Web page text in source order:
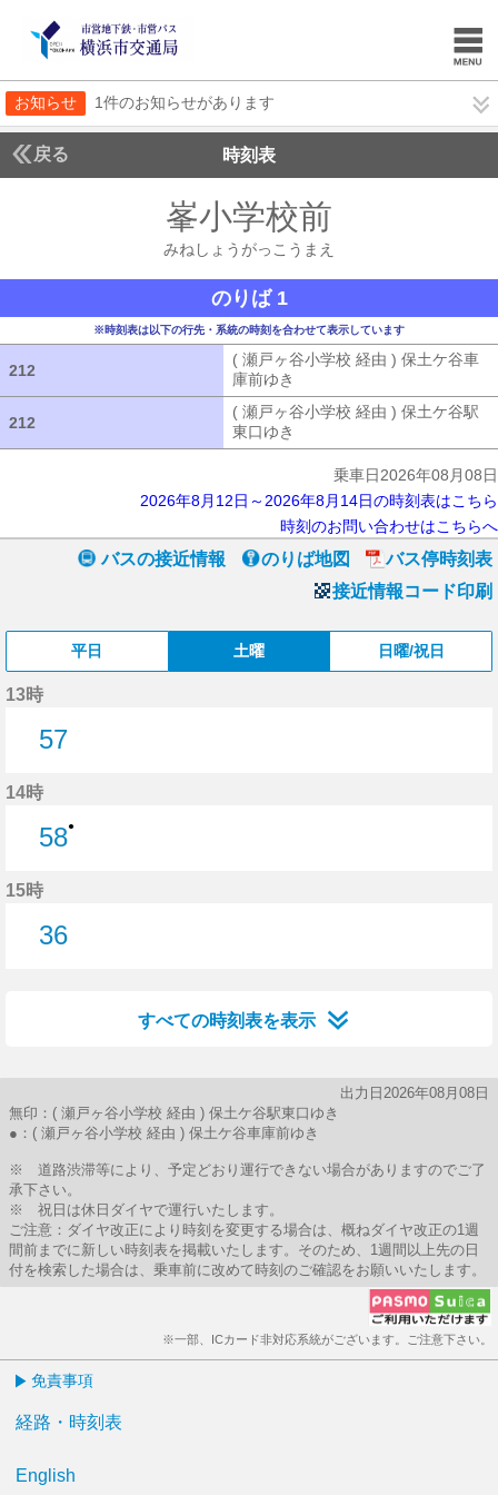
お知らせ 1件のお知らせがあります
戻る 時刻表
峯小学校前
みねしょうがっこうまえ
のりば 1
※時刻表は以下の行先・系統の時刻を合わせて表示しています
212
( 瀬戸ヶ谷小学校 経由 ) 保土ケ谷車
庫前ゆき
212
( 瀬戸ヶ谷小学校 経由 ) 保土ケ谷駅
東口ゆき
乗車日2026年08月08日
2026年8月12日～2026年8月14日の時刻表はこちら
時刻のお問い合わせはこちらへ
バスの接近情報 のりば地図
バス停時刻表
接近情報コード印刷
平日 土曜 日曜/祝日
13時
57
14時
58●
15時
36
すべての時刻表を表示
出力日2026年08月08日
無印：( 瀬戸ヶ谷小学校 経由 ) 保土ケ谷駅東口ゆき
●：( 瀬戸ヶ谷小学校 経由 ) 保土ケ谷車庫前ゆき
※ 道路渋滞等により、予定どおり運行できない場合がありますのでご了
承下さい。
※ 祝日は休日ダイヤで運行いたします。
ご注意：ダイヤ改正により時刻を変更する場合は、概ねダイヤ改正の1週
間前までに新しい時刻表を掲載いたします。そのため、1週間以上先の日
付を検索した場合は、乗車前に改めて時刻のご確認をお願いいたします。
※一部、ICカード非対応系統がございます。ご注意下さい。
免責事項
経路・時刻表
English